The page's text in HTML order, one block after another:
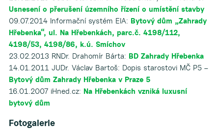
Usnesení o přerušení územního řízení o umístění stavby
09.07.2014 Informační systém EIA: Bytový dům „Zahrady
Hřebenka“, ul. Na Hřebenkách, parc.č. 4198/112,
4198/53, 4198/86, k.ú. Smíchov
23.02.2013 RNDr. Drahomír Bárta: BD Zahrady Hřebenka
14.01.2011 JUDr. Václav Bartoš: Dopis starostovi MČ P5 –
Bytový dům Zahrady Hřebenka v Praze 5
16.01.2007 iHned.cz: Na Hřebenkách vzniká luxusní
bytový dům
Fotogalerie